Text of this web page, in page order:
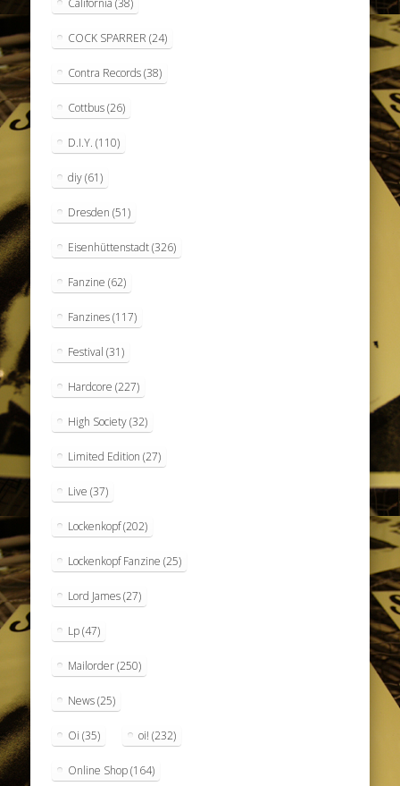
COCK SPARRER (24)
Contra Records(38)
Cottbus(26)
D.I.Y. (110)
diy(61)
Dresden (51)
Eisenhüttenstadt(326)
Fanzine (62)
Fanzines(117)
Festival (31)
Hardcore (227)
High Society(32)
Limited Edition (27)
Live (37)
Lockenkopf(202)
Lockenkopf Fanzine (25)
Lord James(27)
Lp(47)
Mailorder(250)
News(25)
Oi (35) oi! (232)
Online Shop(164)